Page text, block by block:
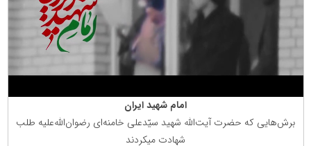
امام شهید ایران
برش‌هایی كه حضرت آیت‌الله شهید سیّدعلی خامنه‌ای رضوان‌الله‌علیه طلب
شهادت میكردند